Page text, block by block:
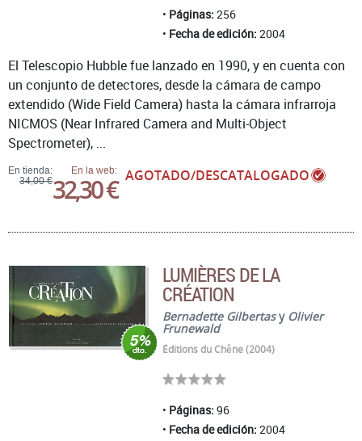
Páginas: 256
Fecha de edición: 2004
En tienda:
34,00 €
En la web:
32,30 € AGOTADO/DESCATALOGADO
El Telescopio Hubble fue lanzado en 1990, y en cuenta con
un conjunto de detectores, desde la cámara de campo
extendido (Wide Field Camera) hasta la cámara infrarroja
NICMOS (Near Infrared Camera and Multi-Object
Spectrometer), ...
LUMIÈRES DE LA
CRÉATION
Bernadette Gilbertasy Olivier
Frunewald
Éditions du Chêne (2004)
Páginas: 96
Fecha de edición: 2004